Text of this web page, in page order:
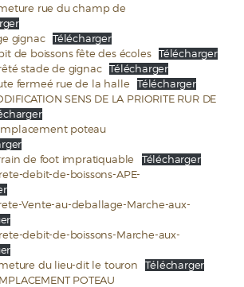
rue du champ de
gignac
Télécharger
de boissons fête des écoles
Télécharger
stade de gignac
Télécharger
fermeé rue de la halle
Télécharger
SENS DE LA PRIORITE RUR DE
poteau
de foot impratiquable
Télécharger
debit-de-boissons-APE-
Vente-au-deballage-Marche-aux-
debit-de-boissons-Marche-aux-
du lieu-dit le touron
Télécharger
POTEAU